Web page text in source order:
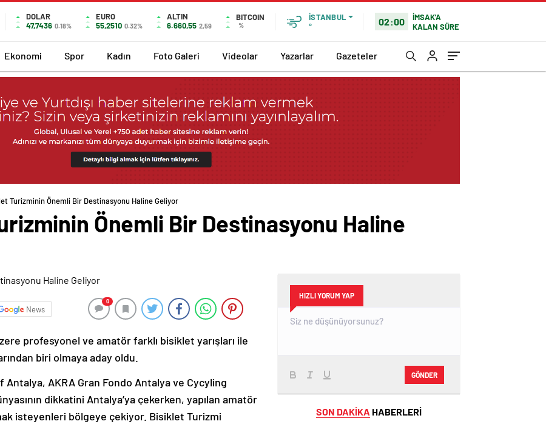
DOLAR
47,7436 0.18%
EURO
55,2510 0.32%
ALTIN
6.660,55 2,59
BITCOIN
%
İSTANBUL
°
02:00
İMSAK'A
KALAN SÜRE
Ekonomi Spor Kadın Foto Galeri Videolar Yazarlar Gazeteler
Turizminin Önemli Bir Destinasyonu Haline Geliyor
Önemli Bir Destinasyonu Haline
News
0
profesyonel ve amatör farklı bisiklet yarışları ile
biri olmaya aday oldu.
Antalya, AKRA Gran Fondo Antalya ve Cycyling
dikkatini Antalya’ya çekerken, yapılan amatör
isteyenleri bölgeye çekiyor. Bisiklet Turizmi
HIZLI YORUM YAP
GÖNDER
SON DAKİKA HABERLERİ